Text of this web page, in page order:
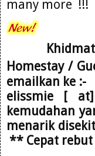
many more !!!
Homestay /
emailkan ke :-
elissmie [
kemudahan
menarik
** Cepat